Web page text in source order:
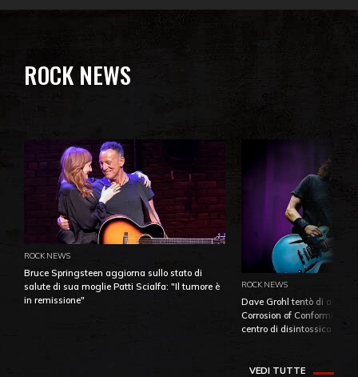
ROCK NEWS
ROCK NEWS
Bruce Springsteen aggiorna sullo stato di
salute di sua moglie Patti Scialfa: "Il tumore è
in remissione"
ROCK NEWS
Dave Grohl tentò di
Corrosion of Conformity
centro di
VEDI TUTTE